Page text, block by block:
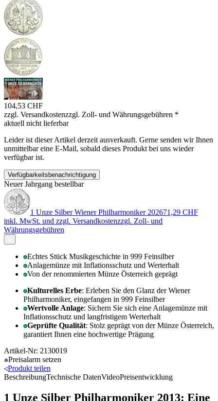
104,53 CHF
zzgl. Versandkostenzzgl. Zoll- und Währungsgebühren *
aktuell nicht lieferbar
Leider ist dieser Artikel derzeit ausverkauft. Gerne senden wir Ihnen
unmittelbar eine E-Mail, sobald dieses Produkt bei uns wieder
verfügbar ist.
Verfügbarkeitsbenachrichtigung
Neuer Jahrgang bestellbar
1 Unze Silber Wiener Philharmoniker 202671,29 CHF
inkl. MwSt. und zzgl. Versandkostenzzgl. Zoll- und
Währungsgebühren
Echtes Stück Musikgeschichte in 999 Feinsilber
Anlagemünze mit Inflationsschutz und Werterhalt
Von der renommierten Münze Österreich geprägt
Kulturelles Erbe: Erleben Sie den Glanz der Wiener
Philharmoniker, eingefangen in 999 Feinsilber
Wertvolle Anlage: Sichern Sie sich eine Anlagemünze mit
Inflationsschutz und langfristigem Werterhalt
Geprüfte Qualität: Stolz geprägt von der Münze Österreich,
garantiert Ihnen eine hochwertige Prägung
Artikel-Nr: 2130019
Preisalarm setzen
Produkt teilen
BeschreibungTechnische DatenVideoPreisentwicklung
1 Unze Silber Philharmoniker 2013: Eine